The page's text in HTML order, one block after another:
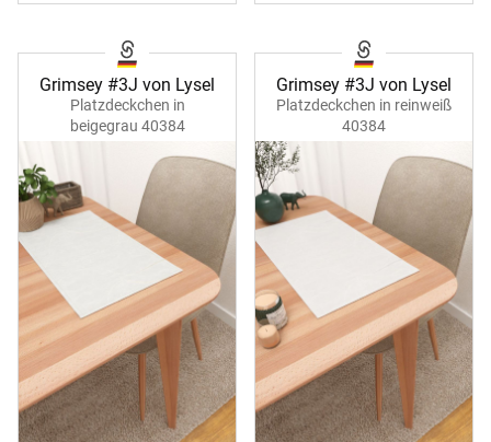
Grimsey #3J von Lysel
Platzdeckchen in
beigegrau 40384
Grimsey #3J von Lysel
Platzdeckchen in reinweiß
40384